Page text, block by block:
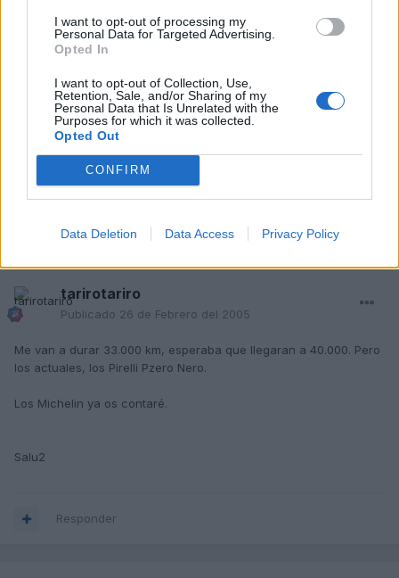
I want to opt-out of processing my
Personal Data for Targeted Advertising.
Opted In
I want to opt-out of Collection, Use,
Retention, Sale, and/or Sharing of my
Personal Data that Is Unrelated with the
Purposes for which it was collected.
Opted Out
CONFIRM
Data Deletion Data Access Privacy Policy
JoseTTR
Publicado26 de Febrero del 2005
Pues si que te duran... yo a los 20.000 ya tenbgo que cambiar los
Michelin PS2
tarirotariro
Publicado 26 de Febrero del 2005
Me van a durar 33.000 km, esperaba que llegaran a 40.000. Pero
los actuales, los Pirelli Pzero Nero.
Los Michelin ya os contaré.
Salu2
Responder